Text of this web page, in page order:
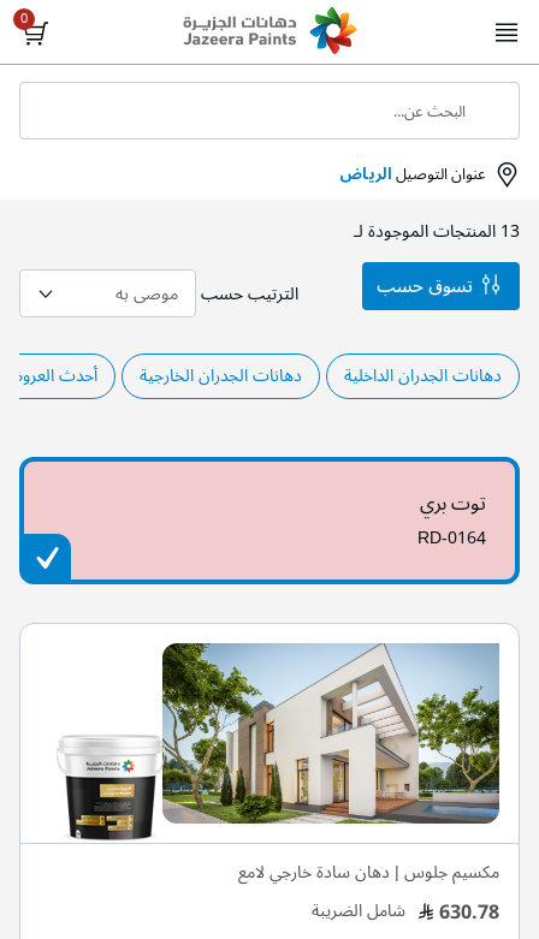
to
Content
عنوان التوصيلالرياض
البحث عن...
13المنتجات الموجودة لـ
الترتيب حسب
دهانات الجدران الداخلية دهانات الجدران الخارجية أحدث
توت بري
RD-0164
مكسيم جلوس | دهان سادة خارجي لامع
630.78 شامل الضريبة
تسوق حسب